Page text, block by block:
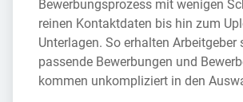
Bewerbungsprozess mit wenigen
reinen Kontaktdaten bis hin zum
Unterlagen. So erhalten Arbeitgeber
passende Bewerbungen und
kommen unkompliziert in den